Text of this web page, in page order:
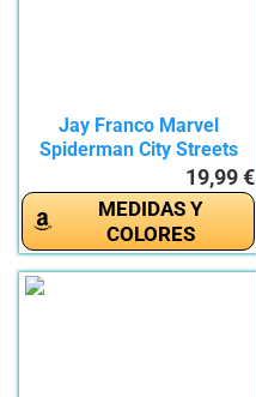
Jay Franco Marvel
Spiderman City Streets
19,99 €
MEDIDAS Y
COLORES